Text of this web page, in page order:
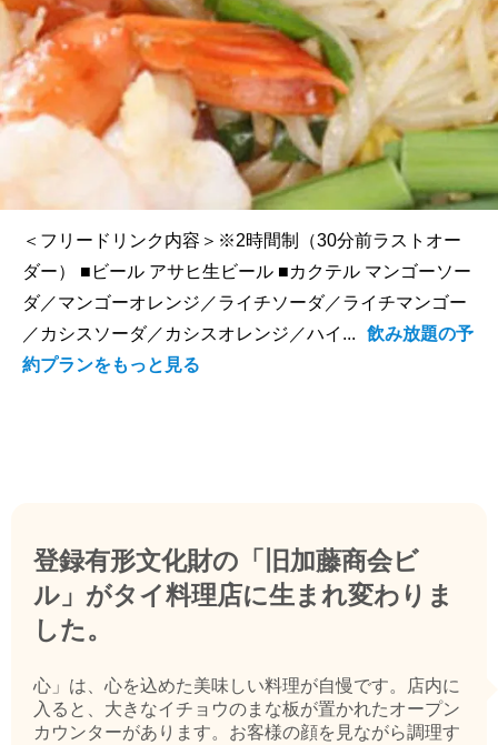
＜フリードリンク内容＞※2時間制（30分前ラストオー
ダー） ■ビール アサヒ生ビール ■カクテル マンゴーソー
ダ／マンゴーオレンジ／ライチソーダ／ライチマンゴー
／カシスソーダ／カシスオレンジ／ハイ...
飲み放題の予
約プランをもっと見る
登録有形文化財の「旧加藤商会ビ
ル」がタイ料理店に生まれ変わりま
した。
心」は、心を込めた美味しい料理が自慢です。店内に
入ると、大きなイチョウのまな板が置かれたオープン
カウンターがあります。お客様の顔を見ながら調理す